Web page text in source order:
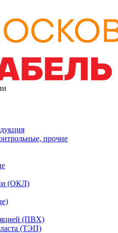
прочие
(ОКЛ)
(ПВХ)
(ТЭП)